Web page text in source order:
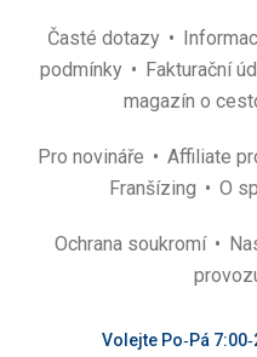
Časté dotazy
podmínky
Fakturační
magazín o
Pro novináře Affiliate
Franšízing
O
Ochrana soukromí
Volejte Po‑Pá